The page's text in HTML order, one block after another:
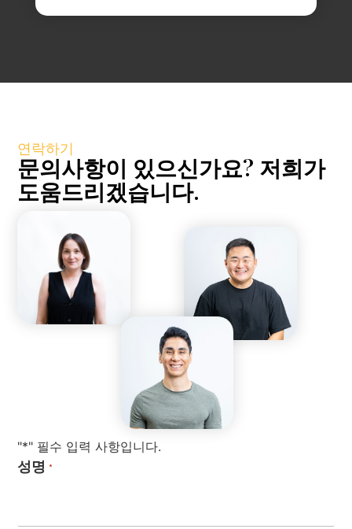
연락하기
문의사항이 있으신가요? 저희가
도움드리겠습니다.
"*" 필수 입력 사항입니다.
성명 *